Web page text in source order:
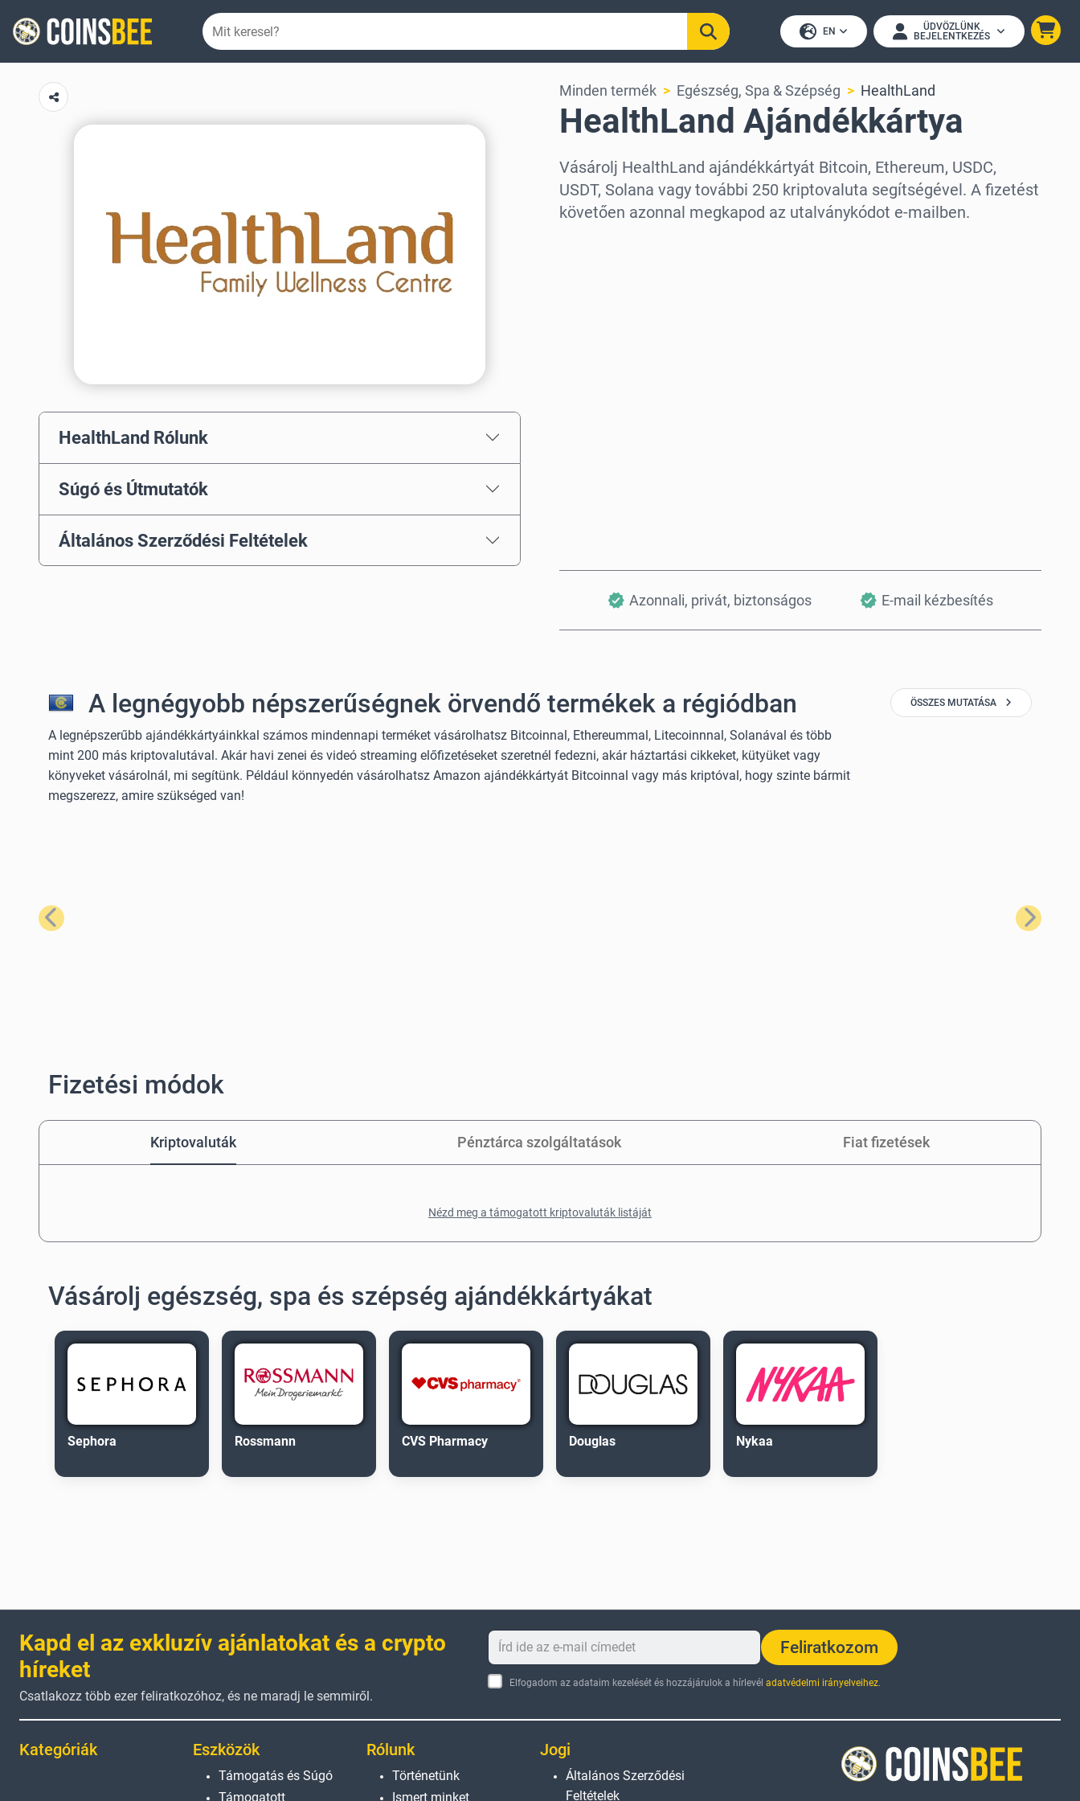
EN
ÜDVÖZLÜNK
BEJELENTKEZÉS
HealthLand Rólunk
Súgó és Útmutatók
Általános Szerződési Feltételek
Minden termék Egészség, Spa & Szépség HealthLand
HealthLand Ajándékkártya
Vásárolj HealthLand ajándékkártyát Bitcoin, Ethereum, USDC,
USDT, Solana vagy további 250 kriptovaluta segítségével. A fizetést
követően azonnal megkapod az utalványkódot e-mailben.
Azonnali, privát, biztonságos E-mail kézbesítés
A legnégyobb népszerűségnek örvendő termékek a régiódban
A legnépszerűbb ajándékkártyáinkkal számos mindennapi terméket vásárolhatsz Bitcoinnal, Ethereummal, Litecoinnnal, Solanával és több
mint 200 más kriptovalutával. Akár havi zenei és videó streaming előfizetéseket szeretnél fedezni, akár háztartási cikkeket, kütyüket vagy
könyveket vásárolnál, mi segítünk. Például könnyedén vásárolhatsz Amazon ajándékkártyát Bitcoinnal vagy más kriptóval, hogy szinte bármit
megszerezz, amire szükséged van!
ÖSSZES MUTATÁSA
Előző Következő
Fizetési módok
Kriptovaluták Pénztárca szolgáltatások Fiat fizetések
Nézd meg a támogatott kriptovaluták listáját
Vásárolj egészség, spa és szépség ajándékkártyákat
Sephora Rossmann CVS Pharmacy Douglas Nykaa
Kapd el az exkluzív ajánlatokat és a crypto
híreket
Csatlakozz több ezer feliratkozóhoz, és ne maradj le semmiről.
Feliratkozom
Elfogadom az adataim kezelését és hozzájárulok a hírlevél adatvédelmi irányelveihez.
Kategóriák Eszközök
Támogatás és Súgó
Támogatott
Rólunk
Történetünk
Ismert minket
Jogi
Általános Szerződési
Feltételek